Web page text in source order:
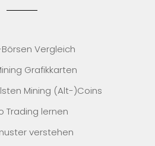
Vergleich
Grafikkarten
Mining (Alt-)Coins
Trading lernen
verstehen